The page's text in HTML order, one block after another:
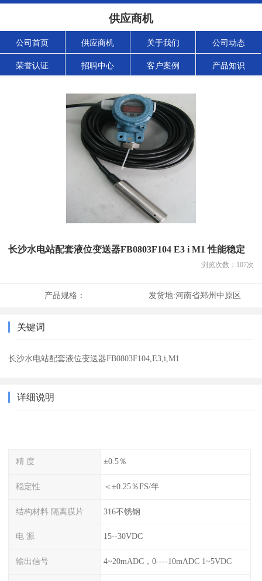
供应商机
公司首页 供应商机 关于我们 公司动态
荣誉认证 招聘中心 客户案例 产品知识
长沙水电站配套液位变送器FB0803F104 E3 i M1 性能稳定
浏览次数： 107次
产品规格： 发货地:河南省郑州中原区
关键词
长沙水电站配套液位变送器FB0803F104,E3,i,M1
详细说明
精 度 ±0.5％
稳定性 ＜±0.25％FS/年
结构材料 隔离膜片 316不锈钢
电 源 15--30VDC
输出信号 4~20mADC，0----10mADC 1~5VDC